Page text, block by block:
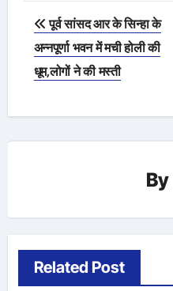
Post
navigation
पूर्व सांसद आर के सिन्हा के
अन्नपूर्णा भवन में मची होली की
धूम,लोगों ने की मस्ती
By
Related Post